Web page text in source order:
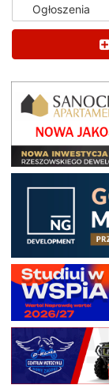
Ogłoszenia